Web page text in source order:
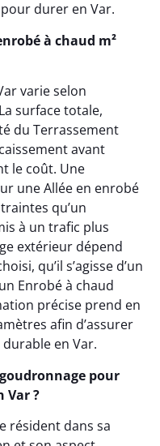
durer en Var.
à chaud m²
varie selon
surface totale,
du Terrassement
avant
le coût. Une
une Allée en enrobé
qu’un
à un trafic plus
extérieur dépend
qu’il s’agisse d’un
Enrobé à chaud
précise prend en
afin d’assurer
en Var.
pour
Var ?
résident dans sa